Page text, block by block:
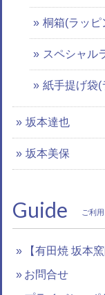
桐箱(ラッピ
スペシャル
紙手提げ袋(
坂本達也
坂本美保
Guide ご利
【有田焼 坂本
お問合せ